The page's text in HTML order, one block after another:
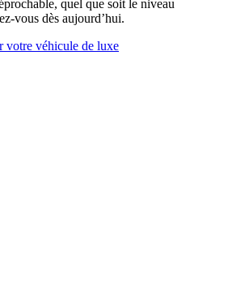
quel que soit le niveau
vous dès aujourd’hui.
votre véhicule de luxe